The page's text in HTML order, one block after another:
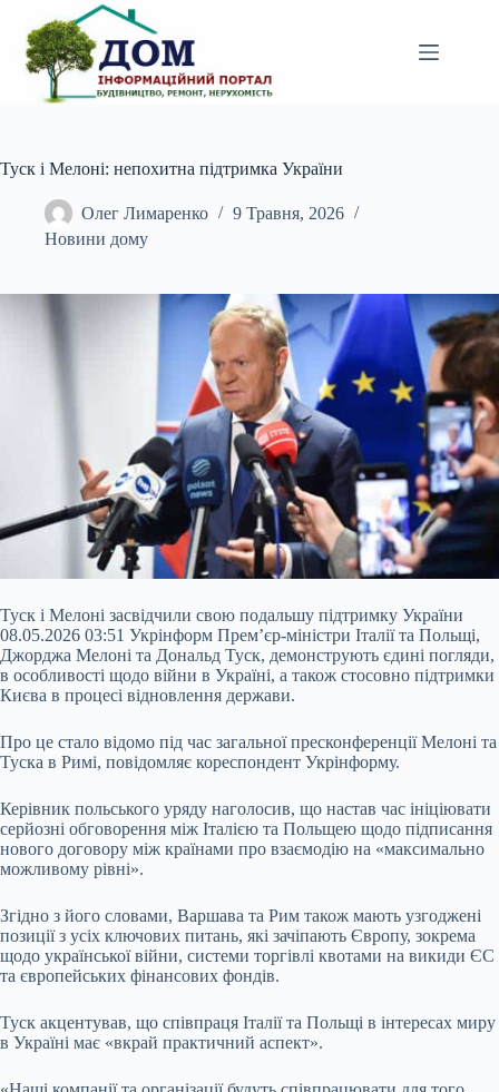
вмісту
Туск і Мелоні: непохитна підтримка України
Олег Лимаренко
9 Травня, 2026
Новини дому
Туск і Мелоні засвідчили свою подальшу підтримку України
08.05.2026 03:51 Укрінформ Прем’єр-міністри Італії та Польщі,
Джорджа Мелоні та Дональд Туск, демонструють єдині погляди,
в особливості щодо війни в Україні, а також стосовно підтримки
Києва в процесі відновлення держави.
Про це стало відомо під час загальної пресконференції Мелоні та
Туска в Римі, повідомляє кореспондент Укрінформу.
Керівник польського уряду наголосив, що настав час ініціювати
серйозні обговорення між Італією та Польщею щодо підписання
нового договору між країнами про взаємодію на «максимально
можливому рівні».
Згідно з його словами, Варшава та Рим також мають узгоджені
позиції з усіх ключових питань, які зачіпають Європу, зокрема
щодо української війни, системи торгівлі квотами на викиди ЄС
та європейських фінансових фондів.
Туск акцентував, що співпраця Італії та Польщі в інтересах миру
в Україні має «вкрай практичний аспект».